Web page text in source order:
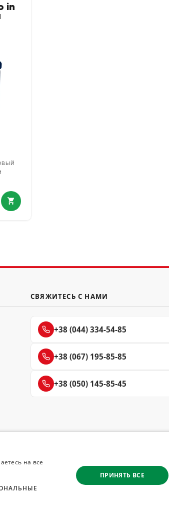
in
СВЯЖИТЕСЬ С НАМИ
+38 (044) 334-54-85
+38 (067) 195-85-85
+38 (050) 145-85-45
© 2008–2026 Магазин
Все материалы на сайте
на все
ПРИНЯТЬ ВСЕ